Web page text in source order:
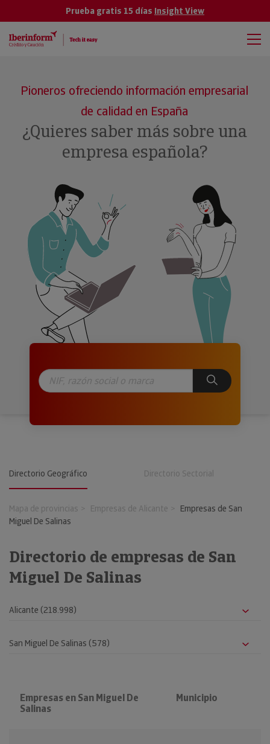
Prueba gratis 15 días Insight View
Pioneros ofreciendo información empresarial
de calidad en España
¿Quieres saber más sobre una
empresa española?
Directorio Geográfico Directorio Sectorial
Mapa de provincias Empresas de Alicante
Empresas de San
Miguel De Salinas
Directorio de empresas de San
Miguel De Salinas
Empresas en San Miguel De
Salinas
Municipio